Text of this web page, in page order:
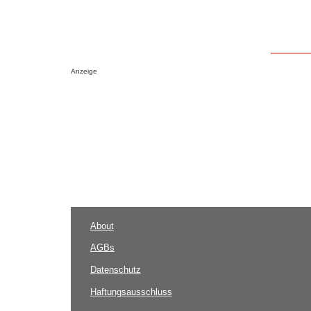
Anzeige
About
AGBs
Datenschutz
Haftungsausschluss